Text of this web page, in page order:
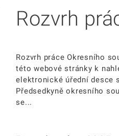
Rozvrh
Rozvrh práce Okresního
této webové stránky k
elektronické úřední desce
Předsedkyně okresního
se...